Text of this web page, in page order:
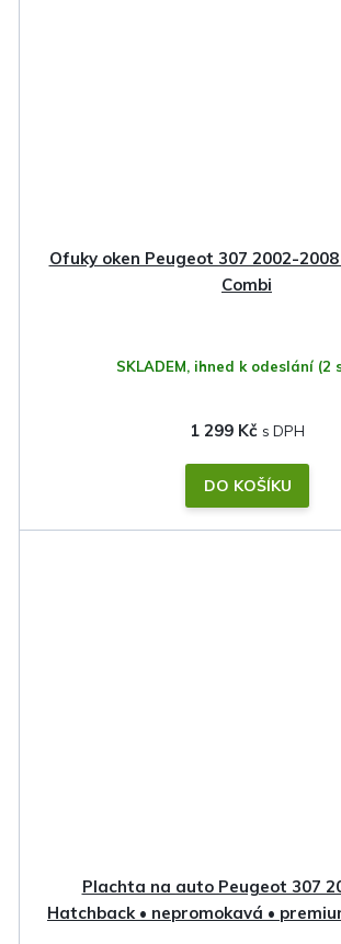
Ofuky oken Peugeot 307 2002-
Combi
SKLADEM, ihned k odeslání (2
1 299 Kč
DO KOŠÍKU
Plachta na auto Peugeot 307
Hatchback • nepromokavá •